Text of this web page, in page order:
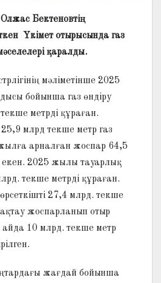
Бектеновтің
Үкімет отырысында газ
қаралды.
мәліметінше 2025
бойынша газ өндіру
метрді құраған.
млрд текше метр газ
арналған жоспар 64,5
екен. 2025 жылы тауарлық
текше метрді құраған.
27,4 млрд. текше
жоспарланып отыр
10 млрд. текше метр
жағдай бойынша